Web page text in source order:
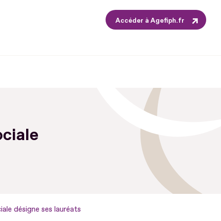
Accéder à Agefiph.fr
désigne ses lauréats